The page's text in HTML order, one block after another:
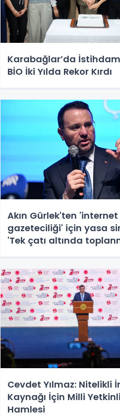
Karabağlar’da
BİO İki Yılda Rekor Kırdı
Akın Gürlek'ten 'internet
gazeteciliği' için yasa
'Tek çatı altında
Cevdet Yılmaz: Nitelikli
Kaynağı İçin Milli
Hamlesi